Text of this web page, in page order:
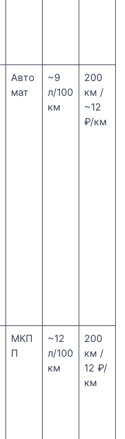
Авто
мат
~9
л/100
км
200
км /
~12
₽/км
МКП
П
~12
л/100
км
200
км /
12 ₽/
км